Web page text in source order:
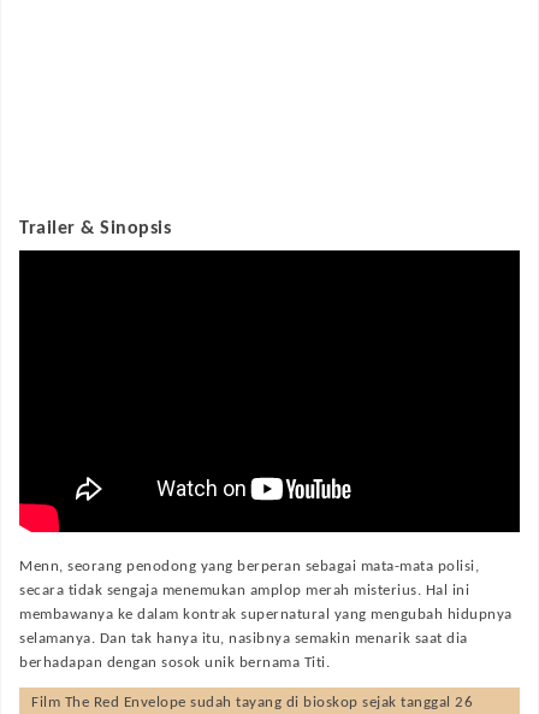
Trailer & Sinopsis
Menn, seorang penodong yang berperan sebagai mata-mata polisi,
secara tidak sengaja menemukan amplop merah misterius. Hal ini
membawanya ke dalam kontrak supernatural yang mengubah hidupnya
selamanya. Dan tak hanya itu, nasibnya semakin menarik saat dia
berhadapan dengan sosok unik bernama Titi.
Film The Red Envelope sudah tayang di bioskop sejak tanggal 26